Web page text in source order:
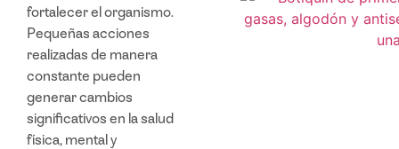
fortalecer el organismo.
Pequeñas acciones
realizadas de manera
constante pueden
generar cambios
significativos en la salud
física, mental y